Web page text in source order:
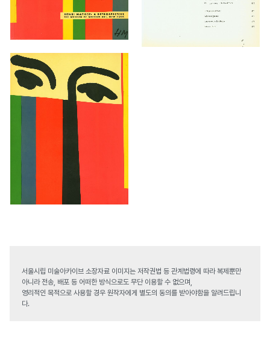
서울시립 미술아카이브 소장자료 이미지는 저작권법 등 관계법령에 따라 복제뿐만
아니라 전송, 배포 등 어떠한 방식으로도 무단 이용할 수 없으며,
영리적인 목적으로 사용할 경우 원작자에게 별도의 동의를 받아야함을 알려드립니
다.